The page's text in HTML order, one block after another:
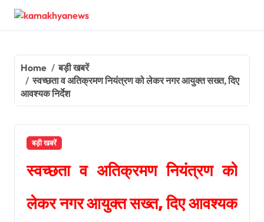
Skip
content
Home
बड़ी खबरें
स्वच्छता व अतिक्रमण नियंत्रण को लेकर नगर आयुक्त सख्त, दिए
आवश्यक निर्देश
बड़ी खबरें
स्वच्छता व अतिक्रमण नियंत्रण को
लेकर नगर आयुक्त सख्त, दिए आवश्यक